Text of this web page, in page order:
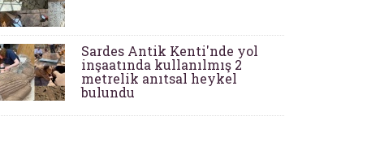
Sardes Antik Kenti'nde yol
inşaatında kullanılmış 2
metrelik anıtsal heykel
bulundu